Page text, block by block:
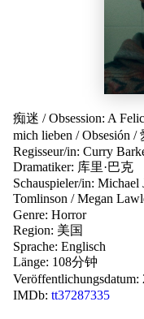
痴迷 /Obsession: A
mich lieben /Obsesión /
Regisseur/in: Curry
Dramatiker: 库里·巴克
Schauspieler/in: Michael
Tomlinson /Megan
Genre: Horror
Region: 美国
Sprache: Englisch
Länge: 108分钟
Veröffentlichungsdatum:
IMDb: tt37287335